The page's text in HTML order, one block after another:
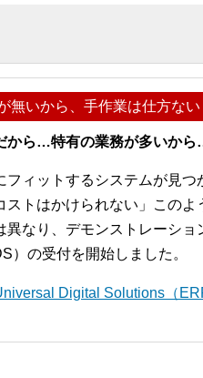
無いから、手作業は仕方ない
から…特有の業務が多いか
フィットするシステムが見
ストはかけられない」この
異なり、デモンストレーシ
）の受付を開始しました。
Digital Solutions（